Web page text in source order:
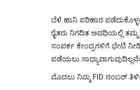
ಬೆಳೆ ಹಾನಿ ಪರಿಹಾರ
ರೈತರು ನಿಗದಿತ ಅವಧಿಯಲ್ಲಿ
ಸಂಪರ್ಕ ಕೇಂದ್ರಗಳಿಗೆ ಭೇಟಿ ನೀಡಿ
ಪಡೆಯಲು
ಮೊದಲು ನಿಮ್ಮ FID ನಂಬರ್